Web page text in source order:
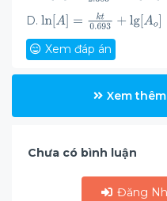
D.
Xem đáp án
Xem
Chưa có bình luận
Đăng